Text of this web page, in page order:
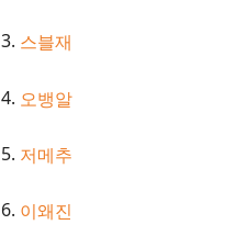
3. 스블재
4. 오뱅알
5. 저메추
6. 이왜진